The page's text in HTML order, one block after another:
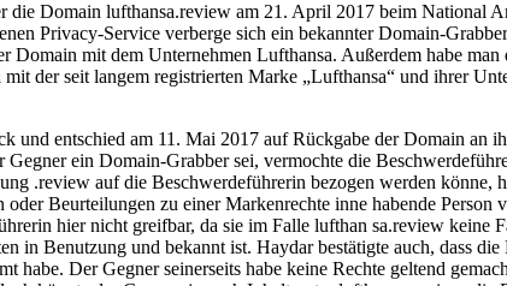
Domain lufthansa.review am 21. April 2017 beim National
Privacy-Service verberge sich ein bekannter Domain-
mit dem Unternehmen Lufthansa. Außerdem habe
der seit langem registrierten Marke „Lufthansa“ und ihrer
und entschied am 11. Mai 2017 auf Rückgabe der Domain
ein Domain-Grabber sei, vermochte die
.review auf die Beschwerdeführerin bezogen werden
Beurteilungen zu einer Markenrechte inne habende
hier nicht greifbar, da sie im Falle lufthan sa.review keine
in Benutzung und bekannt ist. Haydar bestätigte auch, dass
habe. Der Gegner seinerseits habe keine Rechte geltend